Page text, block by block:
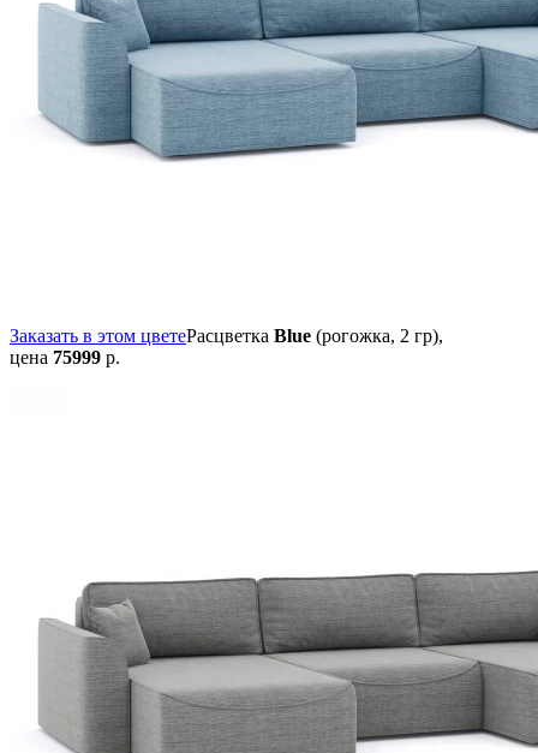
Заказать в этом цветеРасцветка Blue (рогожка, 2 гр),
цена 75999 р.